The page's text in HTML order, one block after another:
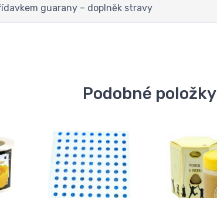
guarany – doplněk stravy
Podobné položky